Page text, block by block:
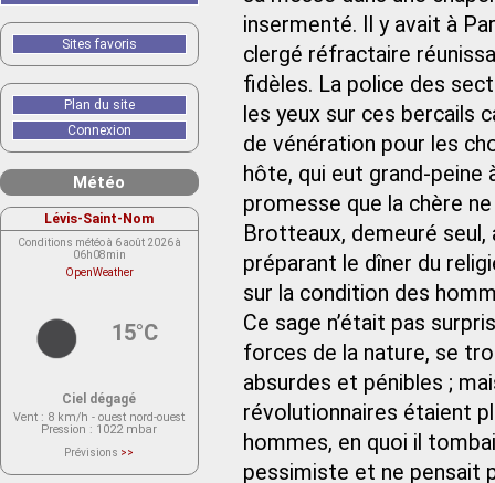
insermenté. Il y avait à
clergé réfractaire
fidèles. La police des
les yeux sur ces bercails
de vénération pour les
hôte, qui eut grand-peine
promesse que la chère
Brotteaux, demeuré
préparant le dîner du
sur la condition des
Ce sage n’était pas
forces de la nature, se
absurdes et pénibles ;
révolutionnaires étaient
hommes, en quoi il
pessimiste et ne pensait
Sites favoris
Plan du site
Connexion
Météo
Lévis-Saint-Nom
Conditions météo à 6 août 2026 à
06h08min
OpenWeather
15°C
Ciel dégagé
Vent : 8 km/h - ouest nord-ouest
Pression : 1022 mbar
Prévisions >>
actuellement aucune prévision